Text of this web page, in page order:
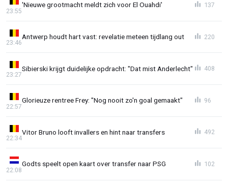
'Nieuwe grootmacht meldt zich voor El Ouahdi'
23:55
137
Antwerp houdt hart vast: revelatie meteen tijdlang out
23:46
220
Sibierski krijgt duidelijke opdracht: "Dat mist Anderlecht"
23:27
408
Glorieuze rentree Frey: "Nog nooit zo'n goal gemaakt"
22:57
96
Vitor Bruno looft invallers en hint naar transfers
22:34
492
Godts speelt open kaart over transfer naar PSG
22:08
102